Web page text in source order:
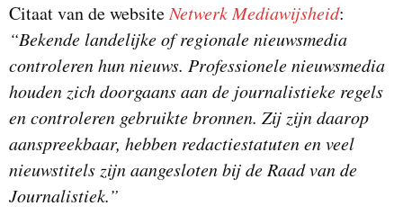
Citaat van de websiteNetwerk Mediawijsheid:
“Bekende landelijke of regionale nieuwsmedia
controleren hun nieuws. Professionele nieuwsmedia
houden zich doorgaans aan de journalistieke regels
en controleren gebruikte bronnen. Zij zijn daarop
aanspreekbaar, hebben redactiestatuten en veel
nieuwstitels zijn aangesloten bij de Raad van de
Journalistiek.”